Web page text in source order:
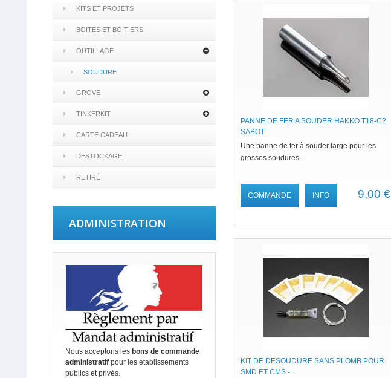
KITS ET PROJETS
BOITES ET BOITIERS
OUTILLAGE
SOUDURE
GROVE
TINKERKIT
CARTE CADEAU
DESTOCKAGE
RETIRÉ
ADMINISTRATION
Nous acceptons les bons de commande
administratif pour les établissements
publics et privés.
PANNE DE FER A SOUDER HAKKO T18-C2
SABOT
Une panne de fer à souder large pour les
grosses soudures.
9,00 €
COMMANDE INFO
KIT DE DESOUDURE SANS PLOMB POUR
SMD ET CMS -...